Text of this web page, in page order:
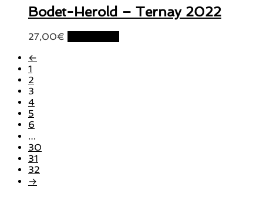
Bodet-Herold – Ternay 2022
27,00€
←
1
2
3
4
5
6
…
30
31
32
→